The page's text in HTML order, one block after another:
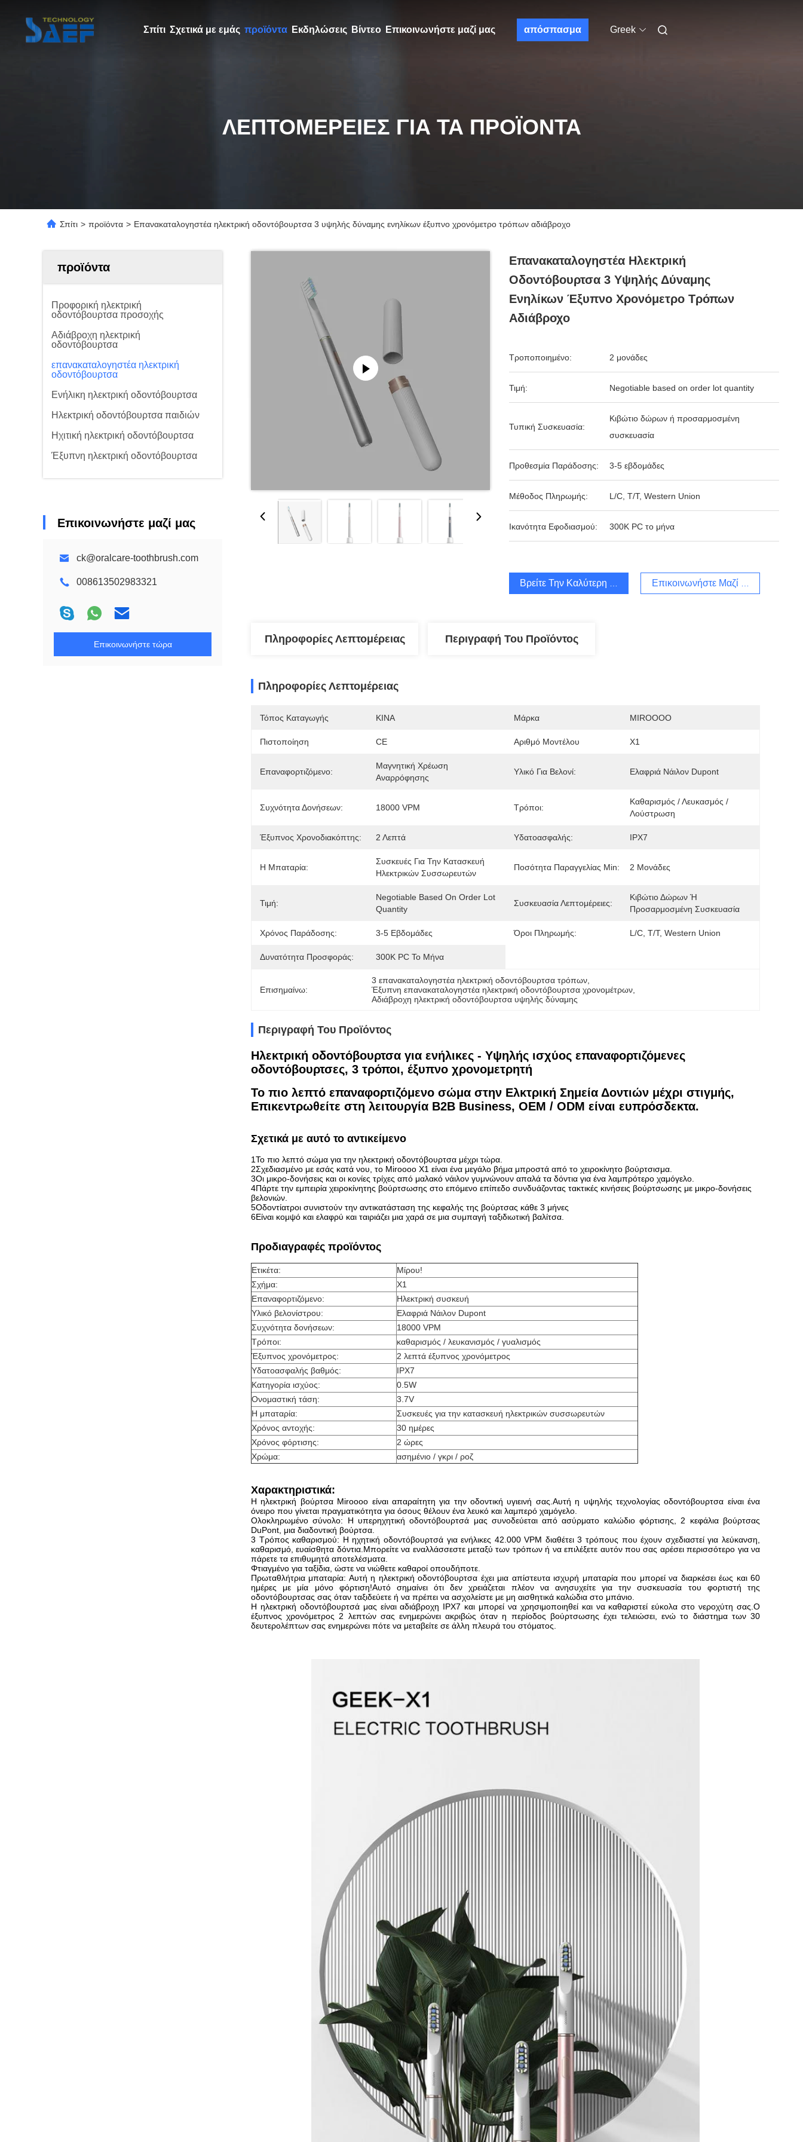
Σπίτι Σχετικά με εμάς προϊόντα Εκδηλώσεις Βίντεο Επικοινωνήστε μαζί μας απόσπασμα Greek
ΛΕΠΤΟΜΈΡΕΙΕΣ ΓΙΑ ΤΑ ΠΡΟΪΌΝΤΑ
Σπίτι > προϊόντα > Επανακαταλογηστέα ηλεκτρική οδοντόβουρτσα 3 υψηλής δύναμης ενηλίκων έξυπνο χρονόμετρο τρόπων αδιάβροχο
προϊόντα
Προφορική ηλεκτρική
οδοντόβουρτσα προσοχής
Αδιάβροχη ηλεκτρική
οδοντόβουρτσα
επανακαταλογηστέα ηλεκτρική
οδοντόβουρτσα
Ενήλικη ηλεκτρική οδοντόβουρτσα
Ηλεκτρική οδοντόβουρτσα παιδιών
Ηχιτική ηλεκτρική οδοντόβουρτσα
Έξυπνη ηλεκτρική οδοντόβουρτσα
Επικοινωνήστε μαζί μας
ck@oralcare-toothbrush.com
008613502983321
Επικοινωνήστε τώρα
Επανακαταλογηστέα Ηλεκτρική
Οδοντόβουρτσα 3 Υψηλής Δύναμης
Ενηλίκων Έξυπνο Χρονόμετρο Τρόπων
Αδιάβροχο
Τροποποιημένο: 2 μονάδες
Τιμή: Negotiable based on order lot quantity
Τυπική Συσκευασία:
Κιβώτιο δώρων ή προσαρμοσμένη
συσκευασία
Προθεσμία Παράδοσης: 3-5 εβδομάδες
Μέθοδος Πληρωμής: L/C, T/T, Western Union
Ικανότητα Εφοδιασμού: 300K PC το μήνα
Βρείτε Την Καλύτερη Τιμή Επικοινωνήστε Μαζί Μας
Πληροφορίες Λεπτομέρειας Περιγραφή Του Προϊόντος
Πληροφορίες Λεπτομέρειας
Τόπος Καταγωγής ΚΙΝΑ Μάρκα MIROOOO
Πιστοποίηση CE Αριθμό Μοντέλου X1
Επαναφορτιζόμενο:
Μαγνητική Χρέωση
Αναρρόφησης
Υλικό Για Βελονί: Ελαφριά Νάιλον Dupont
Συχνότητα Δονήσεων: 18000 VPM Τρόποι:
Καθαρισμός / Λευκασμός /
Λούστρωση
Έξυπνος Χρονοδιακόπτης: 2 Λεπτά Υδατοασφαλής: IPX7
Η Μπαταρία:
Συσκευές Για Την Κατασκευή
Ηλεκτρικών Συσσωρευτών
Ποσότητα Παραγγελίας Min: 2 Μονάδες
Τιμή:
Negotiable Based On Order Lot
Quantity
Συσκευασία Λεπτομέρειες:
Κιβώτιο Δώρων Ή
Προσαρμοσμένη Συσκευασία
Χρόνος Παράδοσης: 3-5 Εβδομάδες Όροι Πληρωμής: L/C, T/T, Western Union
Δυνατότητα Προσφοράς: 300K PC Το Μήνα
Επισημαίνω:
3 επανακαταλογηστέα ηλεκτρική οδοντόβουρτσα τρόπων
Έξυπνη επανακαταλογηστέα ηλεκτρική οδοντόβουρτσα χρονομέτρων
Αδιάβροχη ηλεκτρική οδοντόβουρτσα υψηλής δύναμης
Περιγραφή Του Προϊόντος
Ηλεκτρική οδοντόβουρτσα για ενήλικες - Υψηλής ισχύος επαναφορτιζόμενες
οδοντόβουρτσες, 3 τρόποι, έξυπνο χρονομετρητή
Το πιο λεπτό επαναφορτιζόμενο σώμα στην Ελκτρική Σημεία Δοντιών μέχρι στιγμής,
Επικεντρωθείτε στη λειτουργία B2B Business, OEM / ODM είναι ευπρόσδεκτα.
Σχετικά με αυτό το αντικείμενο
1Το πιο λεπτό σώμα για την ηλεκτρική οδοντόβουρτσα μέχρι τώρα.
2Σχεδιασμένο με εσάς κατά νου, το Miroooo X1 είναι ένα μεγάλο βήμα μπροστά από το χειροκίνητο βούρτσισμα.
3Οι μικρο-δονήσεις και οι κονίες τρίχες από μαλακό νάιλον γυμνώνουν απαλά τα δόντια για ένα λαμπρότερο χαμόγελο.
4Πάρτε την εμπειρία χειροκίνητης βούρτσωσης στο επόμενο επίπεδο συνδυάζοντας τακτικές κινήσεις βούρτσωσης με μικρο-δονήσεις
βελονιών.
5Οδοντίατροι συνιστούν την αντικατάσταση της κεφαλής της βούρτσας κάθε 3 μήνες
6Είναι κομψό και ελαφρύ και ταιριάζει μια χαρά σε μια συμπαγή ταξιδιωτική βαλίτσα.
Προδιαγραφές προϊόντος
Ετικέτα:
Μίρου!
Σχήμα:
Χ1
Επαναφορτιζόμενο:
Ηλεκτρική συσκευή
Υλικό βελονίστρου:
Ελαφριά Νάιλον Dupont
Συχνότητα δονήσεων:
18000 VPM
Τρόποι:
καθαρισμός / λευκανισμός / γυαλισμός
Έξυπνος χρονόμετρος:
2 λεπτά έξυπνος χρονόμετρος
Υδατοασφαλής βαθμός:
IPX7
Κατηγορία ισχύος:
0.5W
Ονομαστική τάση:
3.7V
Η μπαταρία:
Συσκευές για την κατασκευή ηλεκτρικών συσσωρευτών
Χρόνος αντοχής:
30 ημέρες
Χρόνος φόρτισης:
2 ώρες
Χρώμα:
ασημένιο / γκρι / ροζ
Χαρακτηριστικά:
Η ηλεκτρική βούρτσα Miroooo είναι απαραίτητη για την οδοντική υγιεινή σας.Αυτή η υψηλής τεχνολογίας οδοντόβουρτσα είναι ένα
όνειρο που γίνεται πραγματικότητα για όσους θέλουν ένα λευκό και λαμπερό χαμόγελο.
Ολοκληρωμένο σύνολο: Η υπερηχητική οδοντόβουρτσά μας συνοδεύεται από ασύρματο καλώδιο φόρτισης, 2 κεφάλια βούρτσας
DuPont, μια διαδοντική βούρτσα.
3 Τρόπος καθαρισμού: Η ηχητική οδοντόβουρτσά για ενήλικες 42.000 VPM διαθέτει 3 τρόπους που έχουν σχεδιαστεί για λεύκανση,
καθαρισμό, ευαίσθητα δόντια.Μπορείτε να εναλλάσσεστε μεταξύ των τρόπων ή να επιλέξετε αυτόν που σας αρέσει περισσότερο για να
πάρετε τα επιθυμητά αποτελέσματα.
Φτιαγμένο για ταξίδια, ώστε να νιώθετε καθαροί οπουδήποτε.
Πρωταθλήτρια μπαταρία: Αυτή η ηλεκτρική οδοντόβουρτσα έχει μια απίστευτα ισχυρή μπαταρία που μπορεί να διαρκέσει έως και 60
ημέρες με μία μόνο φόρτιση!Αυτό σημαίνει ότι δεν χρειάζεται πλέον να ανησυχείτε για την συσκευασία του φορτιστή της
οδοντόβουρτσας σας όταν ταξιδεύετε ή να πρέπει να ασχολείστε με μη αισθητικά καλώδια στο μπάνιο.
Η ηλεκτρική οδοντόβουρτσά μας είναι αδιάβροχη IPX7 και μπορεί να χρησιμοποιηθεί και να καθαριστεί εύκολα στο νεροχύτη σας.Ο
έξυπνος χρονόμετρος 2 λεπτών σας ενημερώνει ακριβώς όταν η περίοδος βούρτσωσης έχει τελειώσει, ενώ το διάστημα των 30
δευτερολέπτων σας ενημερώνει πότε να μεταβείτε σε άλλη πλευρά του στόματος.